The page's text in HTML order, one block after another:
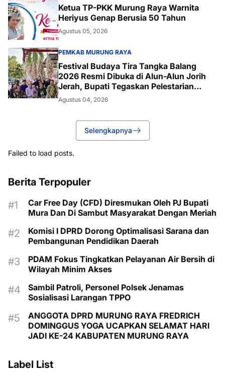
Ketua TP-PKK Murung Raya Warnita
Heriyus Genap Berusia 50 Tahun
Agustus 05, 2026
PEMKAB MURUNG RAYA
Festival Budaya Tira Tangka Balang
2026 Resmi Dibuka di Alun-Alun Jorih
Jerah, Bupati Tegaskan Pelestarian
Budaya
Agustus 04, 2026
Selengkapnya
Failed to load posts.
Berita Terpopuler
Car Free Day (CFD) Diresmukan Oleh PJ Bupati
Mura Dan Di Sambut Masyarakat Dengan Meriah
Komisi I DPRD Dorong Optimalisasi Sarana dan
Pembangunan Pendidikan Daerah
PDAM Fokus Tingkatkan Pelayanan Air Bersih di
Wilayah Minim Akses
Sambil Patroli, Personel Polsek Jenamas
Sosialisasi Larangan TPPO
ANGGOTA DPRD MURUNG RAYA FREDRICH
DOMINGGUS YOGA UCAPKAN SELAMAT HARI
JADI KE-24 KABUPATEN MURUNG RAYA
Label List